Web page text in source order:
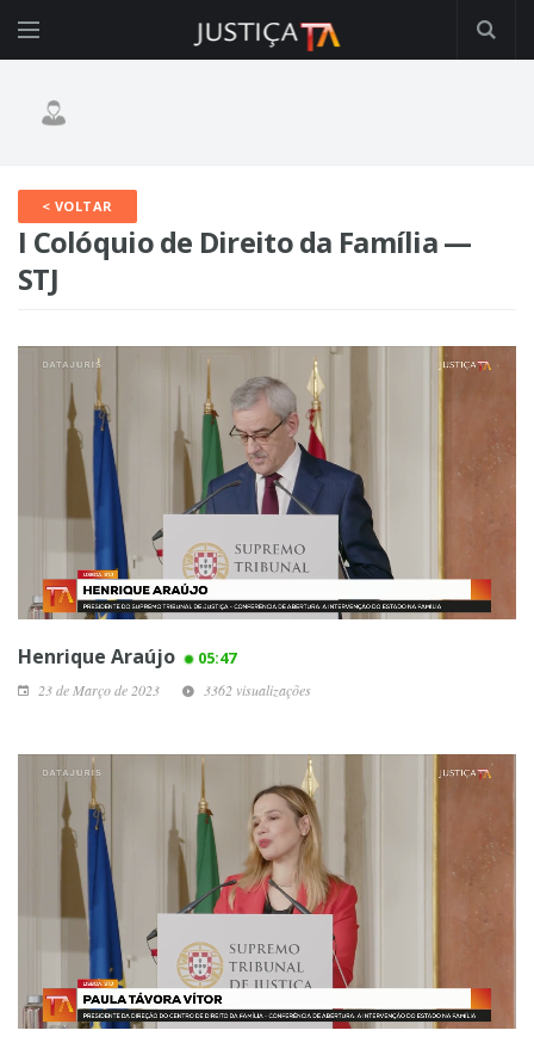
< VOLTAR
I Colóquio de Direito da Família —
STJ
Henrique Araújo 05:47
23 de Março de 2023 3362 visualizações